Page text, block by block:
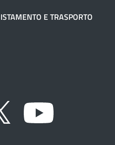
E TRASPORTO
Twitter